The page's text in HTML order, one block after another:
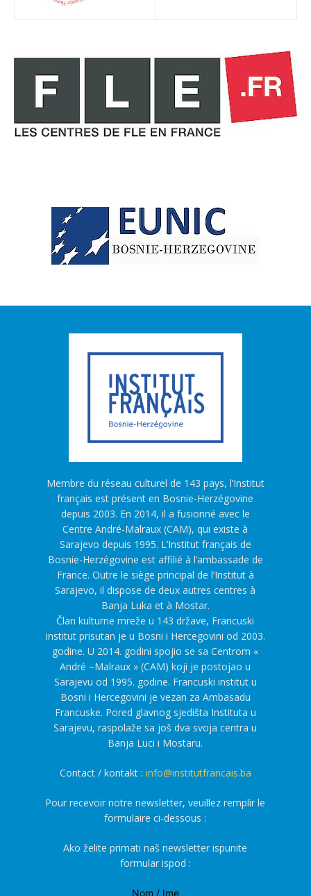
Membre du réseau culturel de 143 pays, l’Institut
français est présent en Bosnie-Herzégovine
depuis 2003. En 2014, il a fusionné avec le
Centre André-Malraux (CAM), qui existe à
Sarajevo depuis 1995. L’Institut français de
Bosnie-Herzégovine est affilié à l’ambassade de
France. Outre le siège principal de l’Institut à
Sarajevo, il dispose de deux autres centres à
Banja Luka et à Mostar.
Član kulturne mreže u 143 države, Francuski
institut prisutan je u Bosni i Hercegovini od 2003.
godine. U 2014. godini spojio se sa Centrom «
André –Malraux » (CAM) koji je postojao u
Sarajevu od 1995. godine. Francuski institut u
Bosni i Hercegovini je vezan za Ambasadu
Francuske. Pored glavnog sjedišta Instituta u
Sarajevu, raspolaže sa još dva svoja centra u
Banja Luci i Mostaru.
Contact / kontakt : info@institutfrancais.ba
Pour recevoir notre newsletter, veuillez remplir le
formulaire ci-dessous :
Ako želite primati naš newsletter ispunite
formular ispod :
Nom / Ime